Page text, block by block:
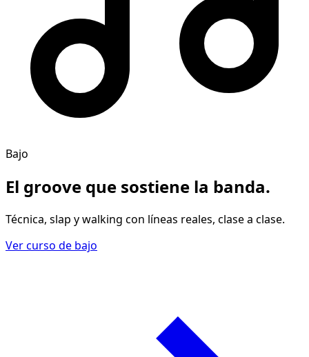
Bajo
El groove que sostiene la banda.
Técnica, slap y walking con líneas reales, clase a clase.
Ver curso de bajo